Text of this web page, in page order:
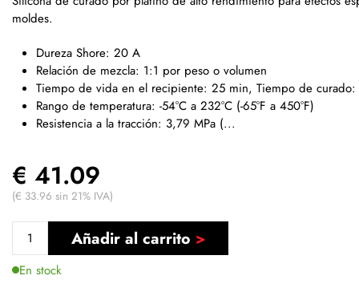
moldes.
Dureza Shore: 20 A
Relación de mezcla: 1:1 por peso o volumen
Tiempo de vida en el recipiente: 25 min, Tiempo de
Rango de temperatura: -54°C a 232°C (-65°F a 450°F)
Resistencia a la tracción: 3,79 MPa (...
€ 41.09
(€ 33.96 sin 21% IVA)
Añadir al carrito
En stock